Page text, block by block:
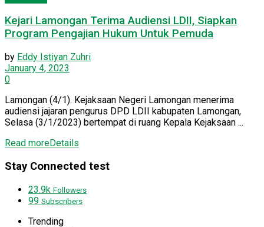
Kejari Lamongan Terima Audiensi LDII, Siapkan
Program Pengajian Hukum Untuk Pemuda
by Eddy Istiyan Zuhri
January 4, 2023
0
Lamongan (4/1). Kejaksaan Negeri Lamongan menerima
audiensi jajaran pengurus DPD LDII kabupaten Lamongan,
Selasa (3/1/2023) bertempat di ruang Kepala Kejaksaan ...
Read moreDetails
Stay Connected test
23.9k Followers
99 Subscribers
Trending